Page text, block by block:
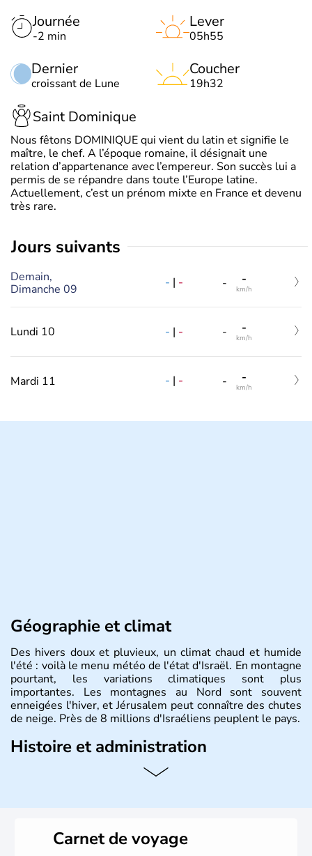
Journée
-2 min
Dernier
croissant de Lune
Lever
05h55
Coucher
19h32
Saint Dominique
Nous fêtons DOMINIQUE qui vient du latin et signifie le
maître, le chef. A l’époque romaine, il désignait une
relation d’appartenance avec l’empereur. Son succès lui a
permis de se répandre dans toute l’Europe latine.
Actuellement, c’est un prénom mixte en France et devenu
très rare.
jours suivants
Demain,
Dimanche 09
- | - - -
km/h
Lundi 10 - | - - -
km/h
Mardi 11 - | - - -
km/h
Géographie et climat
Des hivers doux et pluvieux, un climat chaud et humide
l'été : voilà le menu météo de l'état d'Israël. En montagne
pourtant, les variations climatiques sont plus
importantes. Les montagnes au Nord sont souvent
enneigées l'hiver, et Jérusalem peut connaître des chutes
de neige. Près de 8 millions d'Israéliens peuplent le pays.
Histoire et administration
L'Israël est un état de la partie est de la Méditerranée,
vrai essor économique dans le domaine des nouvelles
Carnet de voyage